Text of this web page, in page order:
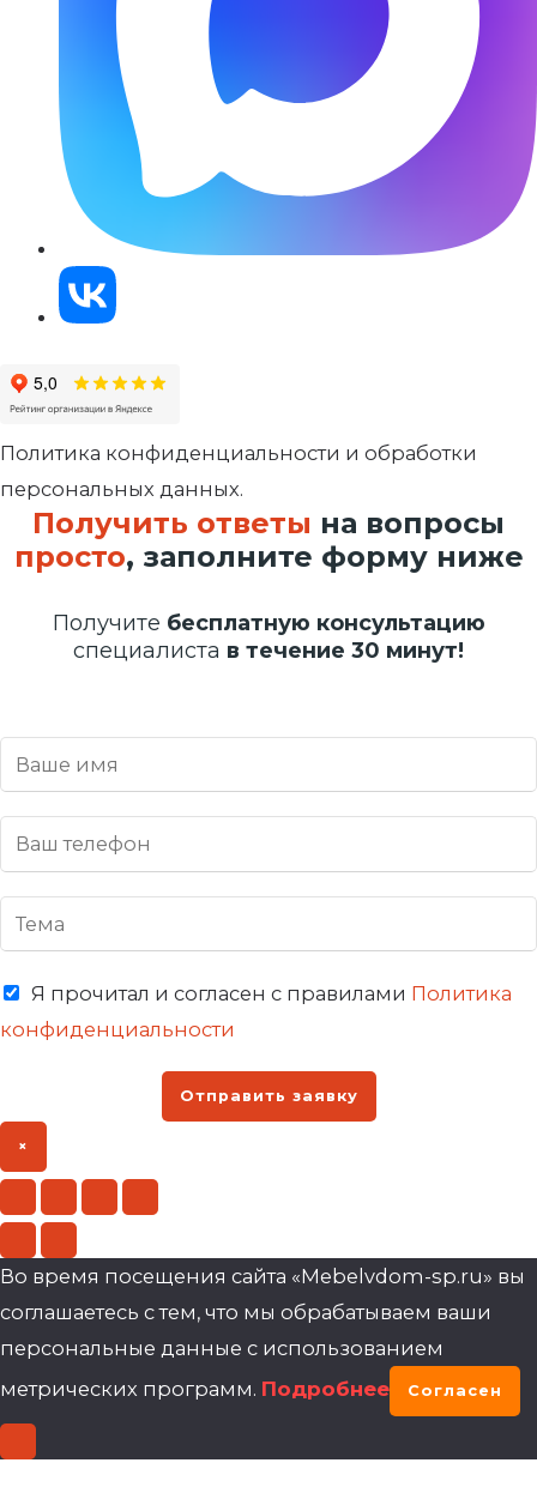
Политика конфиденциальности и обработки
персональных данных.
Получить ответы на вопросы
просто, заполните форму ниже
Получите бесплатную консультацию
специалиста в течение 30 минут!
Я прочитал и согласен с правилами Политика
конфиденциальности
Отправить заявку
×
Во время посещения сайта «Mebelvdom-sp.ru» вы
соглашаетесь с тем, что мы обрабатываем ваши
персональные данные с использованием
метрических программ. Подробнее Согласен